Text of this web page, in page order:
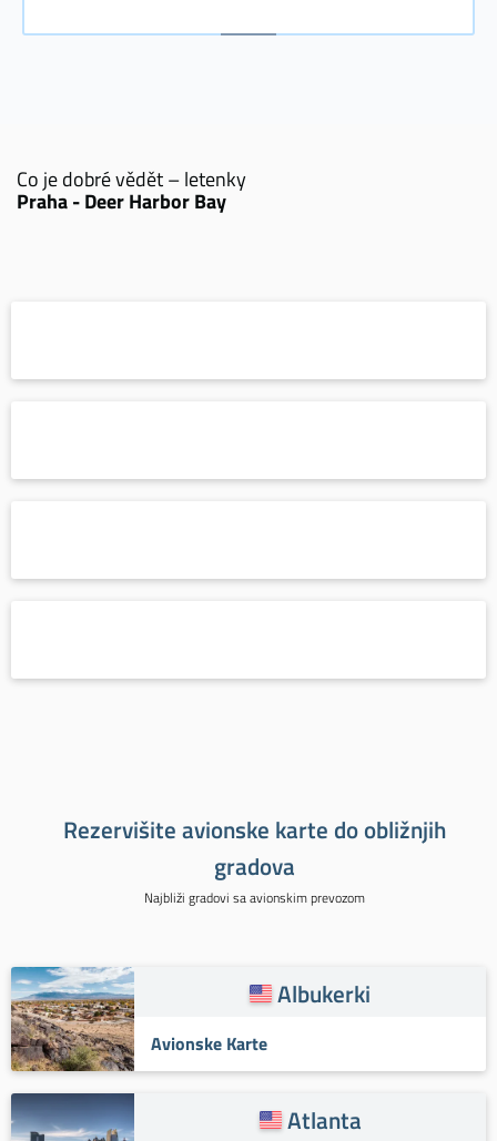
Co je dobré vědět – letenky
Praha - Deer Harbor Bay
Rezervišite avionske karte do obližnjih
gradova
Najbliži gradovi sa avionskim prevozom
Albukerki
Avionske Karte
Atlanta